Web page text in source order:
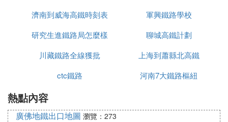
濟南到威海高鐵時刻表
軍興鐵路學校
研究生進鐵路局怎麼樣
聊城高鐵計劃
川藏鐵路全線獲批
上海到蕭縣北高鐵
ctc鐵路
河南7大鐵路樞紐
熱點內容
廣佛地鐵出口地圖 瀏覽：273